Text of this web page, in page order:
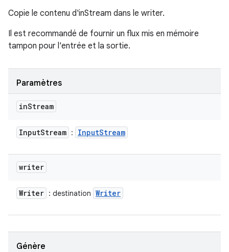
Copie le contenu d'inStream dans le writer.
Il est recommandé de fournir un flux mis en mémoire
tampon pour l'entrée et la sortie.
Paramètres
inStream
InputStream : InputStream
writer
Writer : destination Writer
Génère